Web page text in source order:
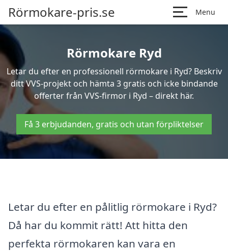
Rörmokare-pris.se Menu
Rörmokare Ryd
Letar du efter en professionell rörmokare i Ryd? Beskriv
ditt VVS-projekt och hämta 3 gratis och icke bindande
offerter från VVS-firmor i Ryd – direkt här.
Få 3 erbjudanden, gratis och utan förpliktelser
Letar du efter en pålitlig rörmokare i Ryd?
Då har du kommit rätt! Att hitta den
perfekta rörmokaren kan vara en